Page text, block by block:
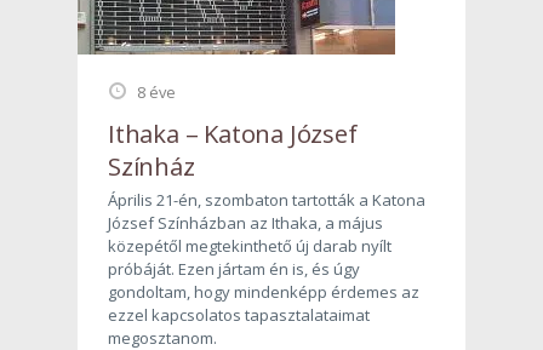
8 éve
Ithaka – Katona József
Színház
Április 21-én, szombaton tartották a Katona
József Színházban az Ithaka, a május
közepétől megtekinthető új darab nyílt
próbáját. Ezen jártam én is, és úgy
gondoltam, hogy mindenképp érdemes az
ezzel kapcsolatos tapasztalataimat
megosztanom.